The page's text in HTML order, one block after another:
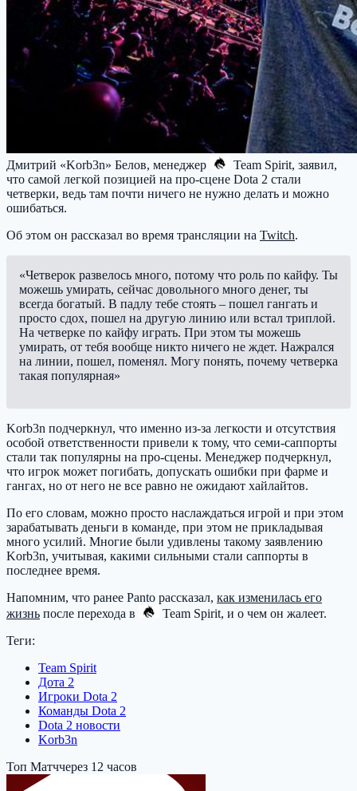
Дмитрий «Korb3n» Белов, менеджер Team Spirit, заявил,
что самой легкой позицией на про-сцене Dota 2 стали
четверки, ведь там почти ничего не нужно делать и можно
ошибаться.
Об этом он рассказал во время трансляции на Twitch.
«Четверок развелось много, потому что роль по кайфу. Ты
можешь умирать, сейчас довольного много денег, ты
всегда богатый. В падлу тебе стоять – пошел гангать и
просто сдох, пошел на другую линию или встал триплой.
На четверке по кайфу играть. При этом ты можешь
умирать, от тебя вообще никто ничего не ждет. Нажрался
на линии, пошел, поменял. Могу понять, почему четверка
такая популярная»
Korb3n подчеркнул, что именно из-за легкости и отсутствия
особой ответственности привели к тому, что семи-саппорты
стали так популярны на про-сцены. Менеджер подчеркнул,
что игрок может погибать, допускать ошибки при фарме и
гангах, но от него не все равно не ожидают хайлайтов.
По его словам, можно просто наслаждаться игрой и при этом
зарабатывать деньги в команде, при этом не прикладывая
много усилий. Многие были удивлены такому заявлению
Korb3n, учитывая, какими сильными стали саппорты в
последнее время.
Напомним, что ранее Panto рассказал, как изменилась его
жизнь после перехода в Team Spirit, и о чем он жалеет.
Теги:
Team Spirit
Дота 2
Игроки Dota 2
Команды Dota 2
Dota 2 новости
Korb3n
Топ Матччерез 12 часов